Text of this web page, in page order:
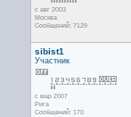
с авг 2003
Москва
Сообщений: 7129
sibist1
Участник
с мар 2007
Рига
Сообщений: 170